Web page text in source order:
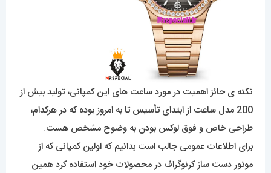
نکته ی حائز اهمیت در مورد ساعت های این کمپانی، تولید بیش از
200 مدل ساعت از ابتدای تأسیس تا به امروز بوده که در هرکدام،
طراحی خاص و فوق لوکس بودن به وضوح مشخص هست.
برای اطلاعات عمومی جالب است بدانیم که اولین کمپانی که از
موتور دست ساز کرنوگراف در محصولات خود استفاده کرد همین